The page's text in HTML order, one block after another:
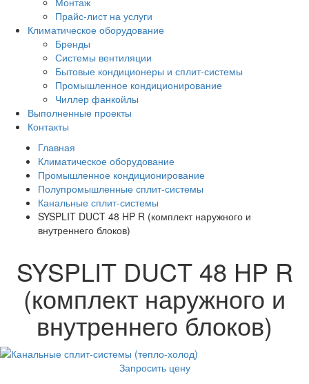
Прайс-лист на услуги
Климатическое оборудование
Бренды
Системы вентиляции
Бытовые кондиционеры и сплит-системы
Промышленное кондиционирование
Чиллер фанкойлы
Выполненные проекты
Контакты
Главная
Климатическое оборудование
Промышленное кондиционирование
Полупромышленные сплит-системы
Канальные сплит-системы
SYSPLIT DUCT 48 HP R (комплект наружного и
внутреннего блоков)
SYSPLIT DUCT 48 HP R
(комплект наружного и
внутреннего блоков)
Запросить цену